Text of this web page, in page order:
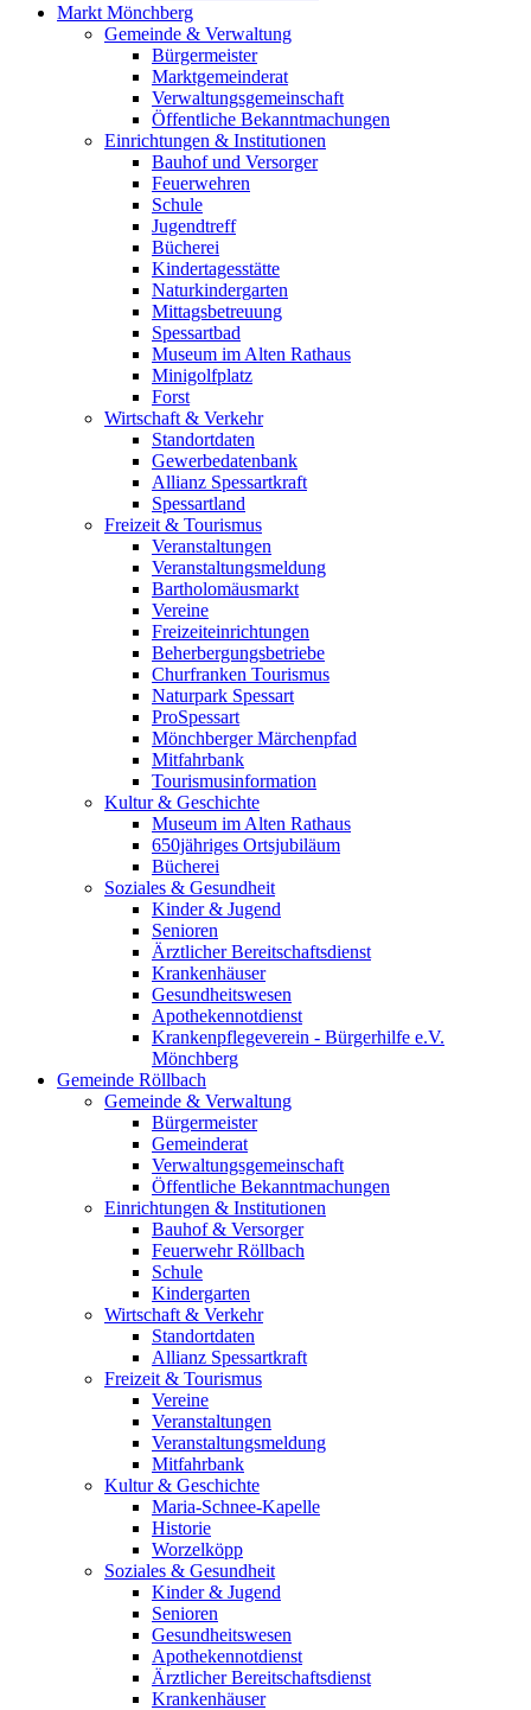
Markt Mönchberg
Gemeinde & Verwaltung
Bürgermeister
Marktgemeinderat
Verwaltungsgemeinschaft
Öffentliche Bekanntmachungen
Einrichtungen & Institutionen
Bauhof und Versorger
Feuerwehren
Schule
Jugendtreff
Bücherei
Kindertagesstätte
Naturkindergarten
Mittagsbetreuung
Spessartbad
Museum im Alten Rathaus
Minigolfplatz
Forst
Wirtschaft & Verkehr
Standortdaten
Gewerbedatenbank
Allianz Spessartkraft
Spessartland
Freizeit & Tourismus
Veranstaltungen
Veranstaltungsmeldung
Bartholomäusmarkt
Vereine
Freizeiteinrichtungen
Beherbergungsbetriebe
Churfranken Tourismus
Naturpark Spessart
ProSpessart
Mönchberger Märchenpfad
Mitfahrbank
Tourismusinformation
Kultur & Geschichte
Museum im Alten Rathaus
650jähriges Ortsjubiläum
Bücherei
Soziales & Gesundheit
Kinder & Jugend
Senioren
Ärztlicher Bereitschaftsdienst
Krankenhäuser
Gesundheitswesen
Apothekennotdienst
Krankenpflegeverein - Bürgerhilfe e.V.
Mönchberg
Gemeinde Röllbach
Gemeinde & Verwaltung
Bürgermeister
Gemeinderat
Verwaltungsgemeinschaft
Öffentliche Bekanntmachungen
Einrichtungen & Institutionen
Bauhof & Versorger
Feuerwehr Röllbach
Schule
Kindergarten
Wirtschaft & Verkehr
Standortdaten
Allianz Spessartkraft
Freizeit & Tourismus
Vereine
Veranstaltungen
Veranstaltungsmeldung
Mitfahrbank
Kultur & Geschichte
Maria-Schnee-Kapelle
Historie
Worzelköpp
Soziales & Gesundheit
Kinder & Jugend
Senioren
Gesundheitswesen
Apothekennotdienst
Ärztlicher Bereitschaftsdienst
Krankenhäuser